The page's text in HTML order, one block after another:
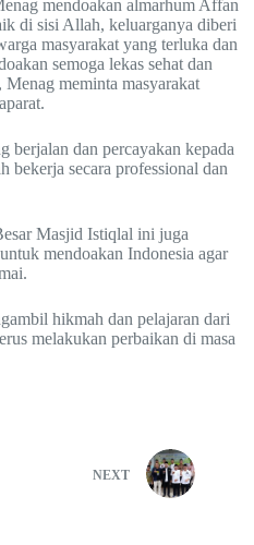
mendoakan almarhum Affan
di sisi Allah, keluarganya diberi
masyarakat yang terluka dan
semoga lekas sehat dan
meminta masyarakat
berjalan dan percayakan kepada
bekerja secara professional dan
Masjid Istiqlal ini juga
mendoakan Indonesia agar
hikmah dan pelajaran dari
melakukan perbaikan di masa
NEXT